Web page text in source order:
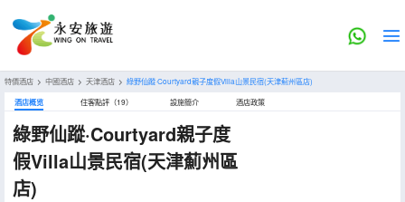
特價酒店 > 中國酒店 > 天津酒店 > 綠野仙蹤·Courtyard親子度假Villa山景民宿(天津薊州區店)
酒店概览 住客點評（19） 設施簡介 酒店政策
綠野仙蹤·Courtyard親子度
假Villa山景民宿(天津薊州區
店)